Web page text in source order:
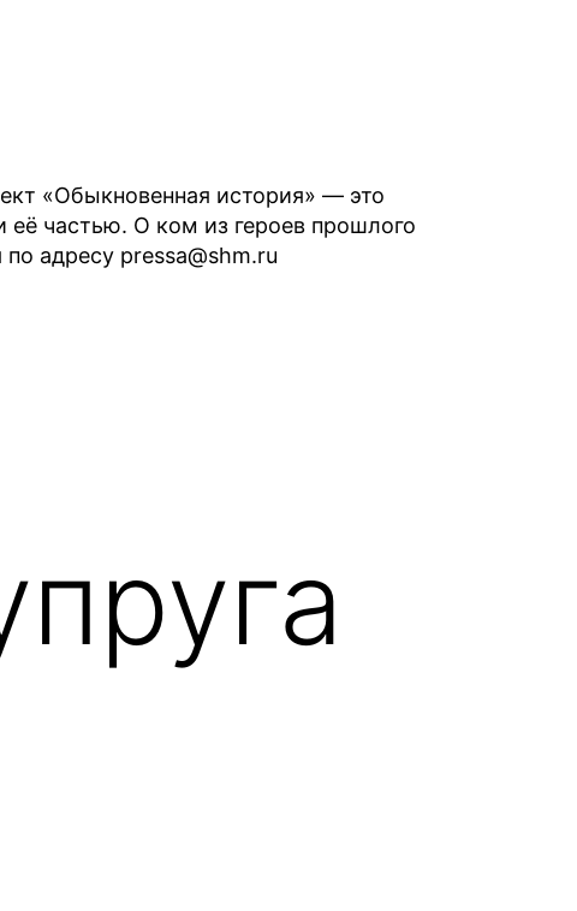
«Обыкновенная история» — это
частью. О ком из героев прошлого
адресу pressa@shm.ru